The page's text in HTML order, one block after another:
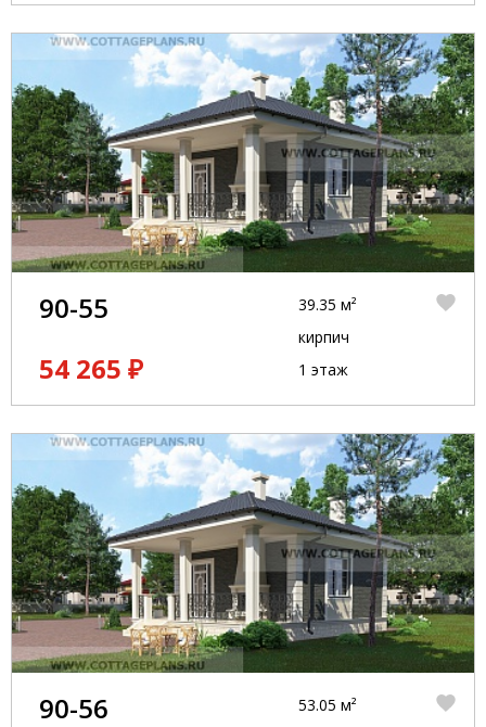
90-55
54 265 ₽
39.35 м²
кирпич
1 этаж
90-56 53.05 м²